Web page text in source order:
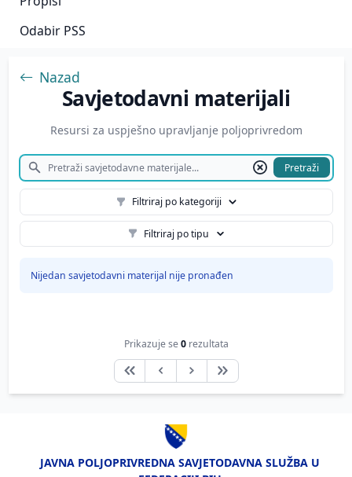
Odabir PSS
Nazad
Savjetodavni materijali
Resursi za uspješno upravljanje poljoprivredom
Pretraži
Filtriraj po kategoriji
Filtriraj po tipu
Nijedan savjetodavni materijal nije pronađen
Prikazuje se0 rezultata
JAVNA POLJOPRIVREDNA SAVJETODAVNA SLUŽBA U